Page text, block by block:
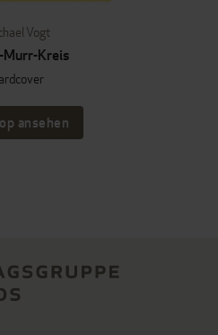
Vogt
Murr-Kreis
ansehen